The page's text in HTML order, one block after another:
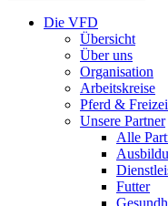
Die VFD
Übersicht
Über uns
Organisation
Arbeitskreise
Pferd &
Unsere Partner
Alle
Futter